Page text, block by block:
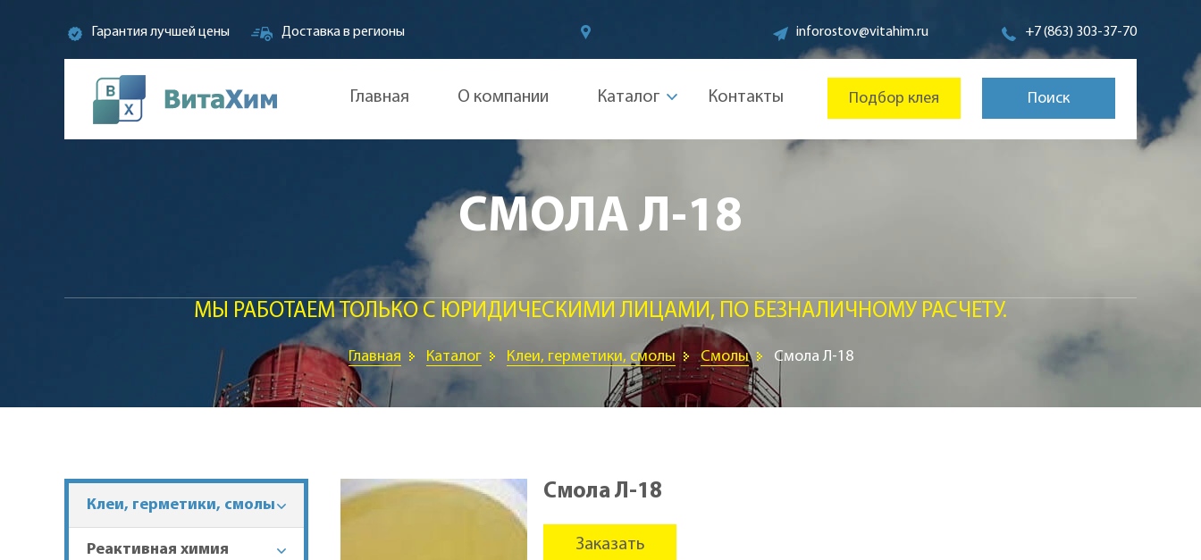
Гарантия лучшей цены Доставка в регионы inforostov@vitahim.ru +7 (863) 303-37-70
Главная О компании Каталог Контакты Подбор клея Поиск
СМОЛА Л-18
МЫ РАБОТАЕМ ТОЛЬКО С ЮРИДИЧЕСКИМИ ЛИЦАМИ, ПО БЕЗНАЛИЧНОМУ РАСЧЕТУ.
Главная Каталог Клеи, герметики, смолы Смолы Смола Л-18
Клеи, герметики, смолы
Реактивная химия
Смола Л-18
Заказать